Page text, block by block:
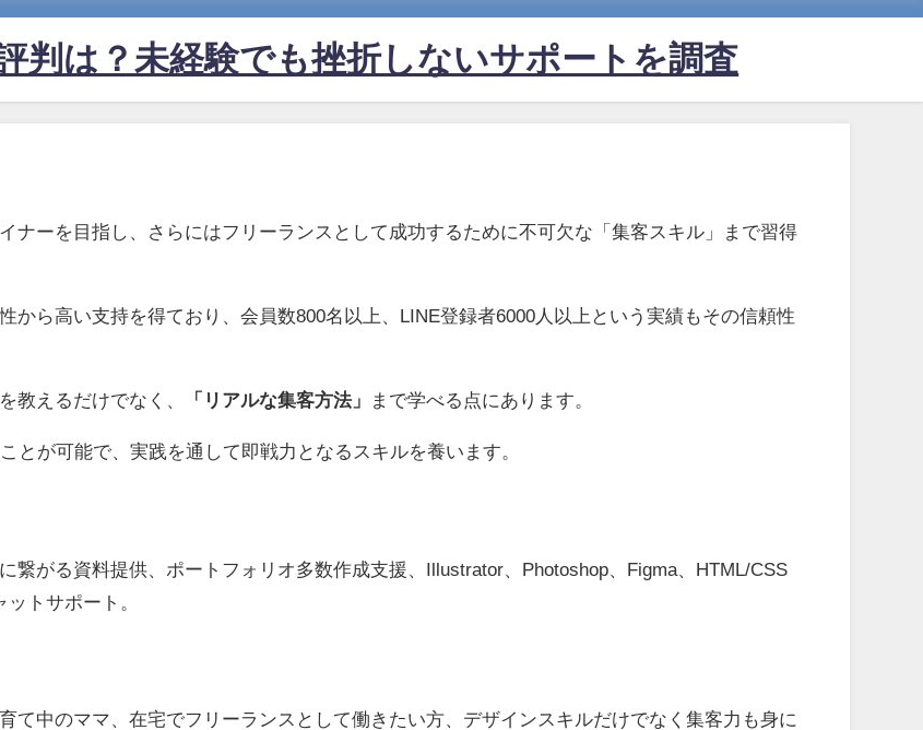
判は？未経験でも挫折しないサポートを調査
ナーを目指し、さらにはフリーランスとして成功するために不可欠な「集客スキル」まで習得
から高い支持を得ており、会員数800名以上、LINE登録者6000人以上という実績もその信頼性
教えるだけでなく、 「リアルな集客方法」 まで学べる点にあります。
とが可能で、実践を通して即戦力となるスキルを養います。
繋がる資料提供、ポートフォリオ多数作成支援、Illustrator、Photoshop、Figma、HTML/CSS
トサポート。
て中のママ、在宅でフリーランスとして働きたい方、デザインスキルだけでなく集客力も身に